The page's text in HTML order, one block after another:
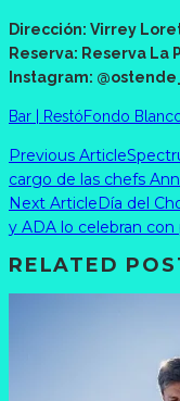
Dirección: Virrey
Reserva: Reserva La
Instagram:
Bar | RestóFondo
Previous Article
cargo de las chefs
Next ArticleDía del
y ADA lo celebran
RELATED